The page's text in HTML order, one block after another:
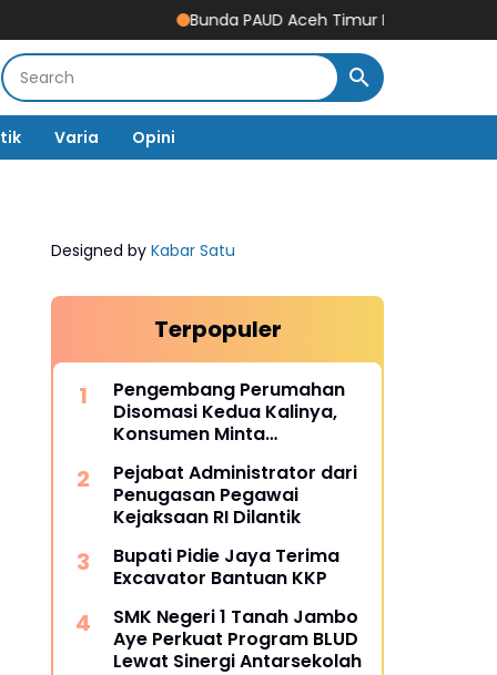
Bunda PAUD Aceh Timur Resmikan Gedung
Varia Opini
Designed by Kabar Satu
Terpopuler
Pengembang Perumahan
Disomasi Kedua Kalinya,
Konsumen Minta
Juta
Pejabat Administrator dari
Penugasan Pegawai
Kejaksaan RI Dilantik
Bupati Pidie Jaya Terima
Excavator Bantuan KKP
SMK Negeri 1 Tanah Jambo
Aye Perkuat Program BLUD
Lewat Sinergi Antarsekolah